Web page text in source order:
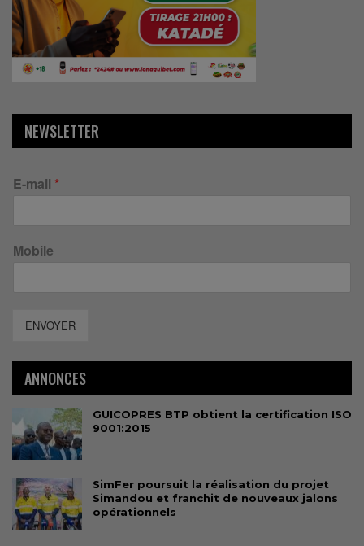
NEWSLETTER
E-mail *
Mobile
ENVOYER
ANNONCES
GUICOPRES BTP obtient la certification ISO
9001:2015
SimFer poursuit la réalisation du projet
Simandou et franchit de nouveaux jalons
opérationnels